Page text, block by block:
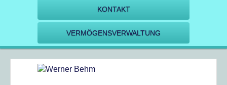
KONTAKT
VERMÖGENSVERWALTUNG